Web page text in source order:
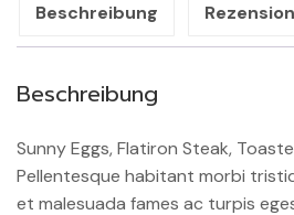
Beschreibung
Beschreibung
Sunny Eggs, Flatiron Steak,
Pellentesque habitant morbi
et malesuada fames ac turpis